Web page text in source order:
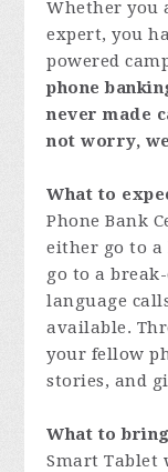
Whether you
expert, you
powered
phone
never made
not worry,
What to
Phone Bank
either go to
go to a
language
available.
your fellow
stories, and
What to
Smart Tablet